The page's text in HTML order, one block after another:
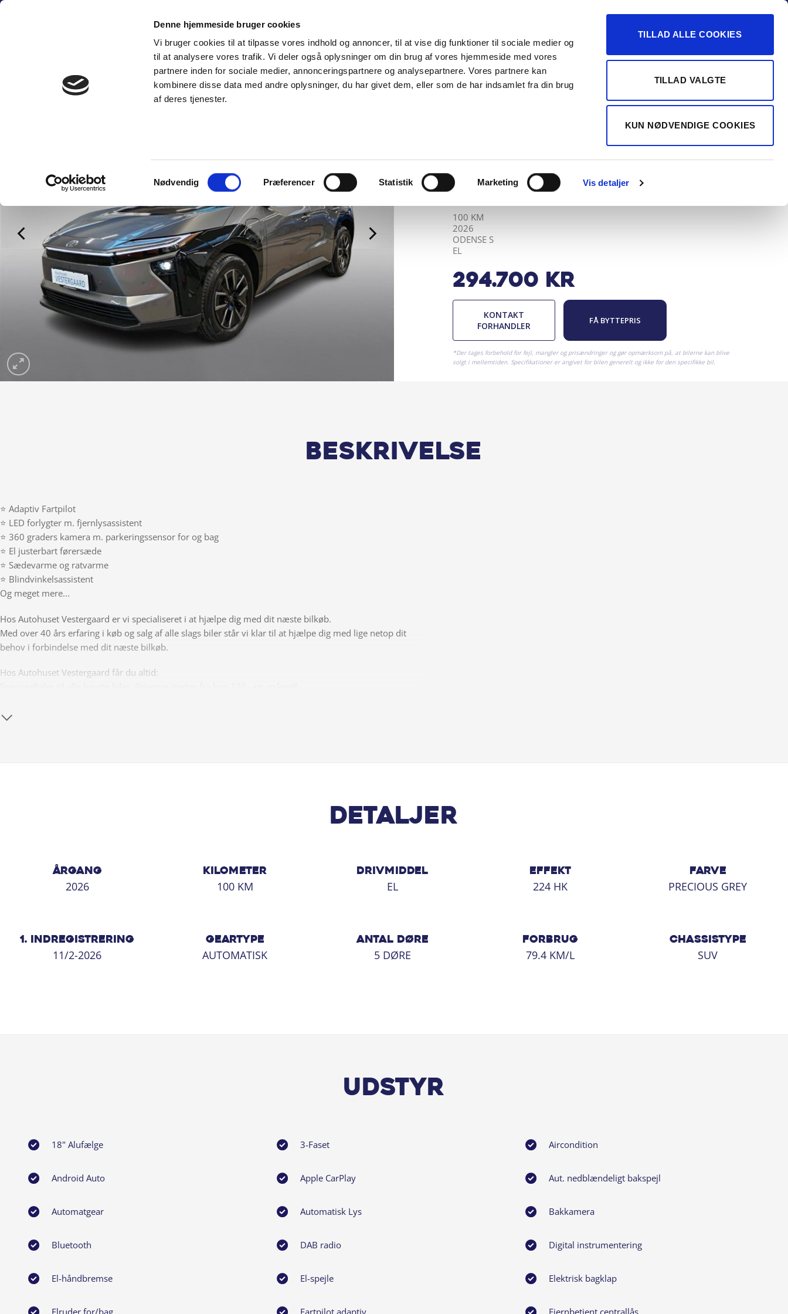
Denne hjemmeside bruger cookies
Vi bruger cookies til at tilpasse vores indhold og annoncer, til at vise dig funktioner til sociale medier og
til at analysere vores trafik. Vi deler også oplysninger om din brug af vores hjemmeside med vores
partnere inden for sociale medier, annonceringspartnere og analysepartnere. Vores partnere kan
kombinere disse data med andre oplysninger, du har givet dem, eller som de har indsamlet fra din brug
af deres tjenester.
Samtykkevalg
Nødvendig Præferencer Statistik Marketing Vis detaljer
TILLAD ALLE COOKIES
TILLAD VALGTE
KUN NØDVENDIGE COOKIES
Fortsæt
SÆLG PERSONBIL SÆLG VAREBIL KØB BIL KONTAKT OS ARTIKLER FIND FORHANDLER Vurdér min bil
Toyota BZ4X EL
Active Tech 224HK
5d Aut.
KILOMETER
100 KM
ÅRGANG
2026
BY
ODENSE S
DRIVMIDDEL
EL
294.700 kr
KONTAKT
FORHANDLER
FÅ BYTTEPRIS
*Der tages forbehold for fejl, mangler og prisændringer og gør opmærksom på, at bilerne kan blive
solgt i mellemtiden. Specifikationer er angivet for bilen generelt og ikke for den specifikke bil.
Beskrivelse
⭐ Adaptiv Fartpilot
⭐ LED forlygter m. fjernlysassistent
⭐ 360 graders kamera m. parkeringssensor for og bag
⭐ El justerbart førersæde
⭐ Sædevarme og ratvarme
⭐ Blindvinkelsassistent
Og meget mere...
Hos Autohuset Vestergaard er vi specialiseret i at hjælpe dig med dit næste bilkøb.
Med over 40 års erfaring i køb og salg af alle slags biler står vi klar til at hjælpe dig med lige netop dit
behov i forbindelse med dit næste bilkøb.
Hos Autohuset Vestergaard får du altid:
Konkurrencedygtige forsikringer
Detaljer
ÅRGANG
2026
KILOMETER
100 KM
DRIVMIDDEL
EL
EFFEKT
224 HK
FARVE
PRECIOUS GREY
1. INDREGISTRERING
11/2-2026
GEARTYPE
AUTOMATISK
ANTAL DØRE
5 DØRE
FORBRUG
79.4 KM/L
CHASSISTYPE
SUV
Udstyr
18" Alufælge 3-Faset Aircondition
Android Auto Apple CarPlay Aut. nedblændeligt bakspejl
Automatgear Automatisk Lys Bakkamera
Bluetooth DAB radio Digital instrumentering
El-håndbremse El-spejle Elektrisk bagklap
Elruder for/bag Fartpilot adaptiv Fjernbetjent centrallås